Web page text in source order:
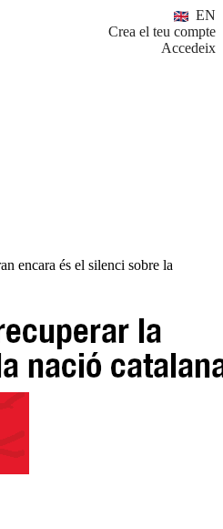
EN
Crea el teu compte
Accedeix
encara és el silenci sobre la